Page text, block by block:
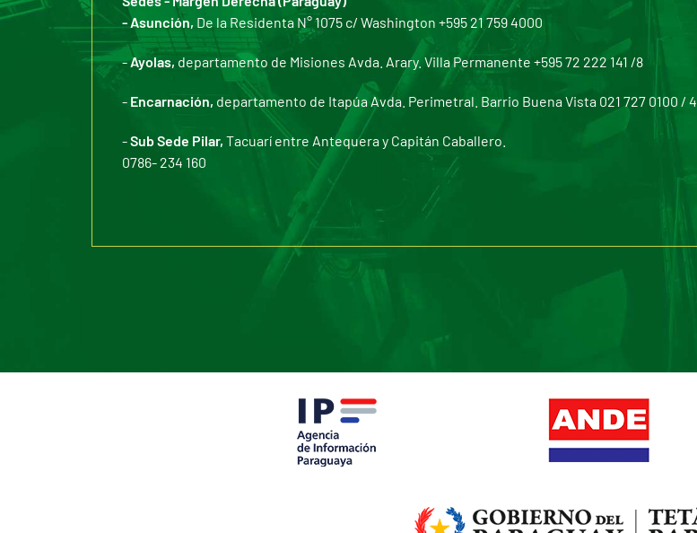
- Asunción, De la Residenta N° 1075 c/ Washington +595 21 759 4000
-Ayolas, departamento de Misiones Avda. Arary. Villa Permanente +595 72 222 141 /8
- Encarnación, departamento de Itapúa Avda. Perimetral. Barrio Buena Vista 021 727 0100 / 4
-Sub Sede Pilar, Tacuarí entre Antequera y Capitán Caballero.
0786- 234 160